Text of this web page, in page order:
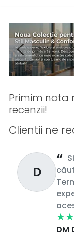
Primim nota
recenzii!
Clientii ne
D
DM